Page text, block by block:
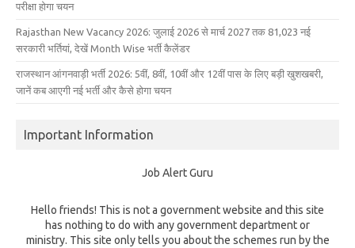
परीक्षा होगा चयन
Rajasthan New Vacancy 2026: जुलाई 2026 से मार्च 2027 तक 81,023 नई
सरकारी भर्तियां, देखें Month Wise भर्ती कैलेंडर
राजस्थान आंगनवाड़ी भर्ती 2026: 5वीं, 8वीं, 10वीं और 12वीं पास के लिए बड़ी खुशखबरी,
जानें कब आएगी नई भर्ती और कैसे होगा चयन
Important Information
Job Alert Guru
Hello friends! This is not a government website and this site
has nothing to do with any government department or
ministry. This site only tells you about the schemes run by the